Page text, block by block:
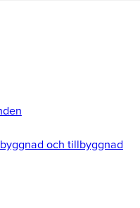
och tillbyggnad